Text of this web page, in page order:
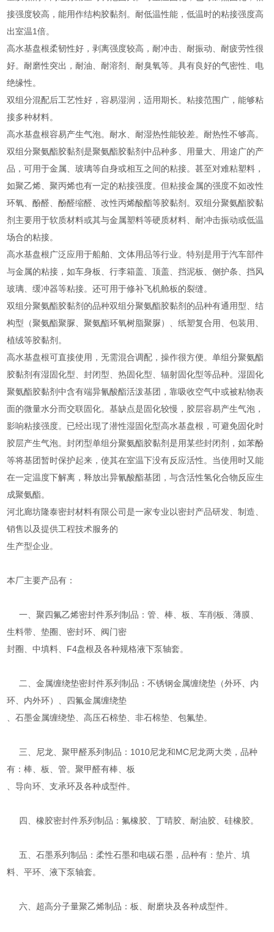
接强度较高，能用作结构胶黏剂。耐低温性能，低温时的粘接强度高
出室温1倍。
高水基盘根柔韧性好，剥离强度较高，耐冲击、耐振动、耐疲劳性很
好。耐磨性突出，耐油、耐溶剂、耐臭氧等。具有良好的气密性、电
绝缘性。
双组分混配后工艺性好，容易湿润，适用期长。粘接范围广，能够粘
接多种材料。
高水基盘根容易产生气泡。耐水、耐湿热性能较差。耐热性不够高。
双组分聚氨酯胶黏剂是聚氨酯胶黏剂中品种多、用量大、用途广的产
品，可用于金属、玻璃等自身或相互之间的粘接。甚至对难粘塑料，
如聚乙烯、聚丙烯也有一定的粘接强度。但粘接金属的强度不如改性
环氧、酚醛、酚醛缩醛、改性丙烯酸酯等胶黏剂。双组分聚氨酯胶黏
剂主要用于软质材料或其与金属塑料等硬质材料、耐冲击振动或低温
场合的粘接。
高水基盘根广泛应用于船舶、文体用品等行业。特别是用于汽车部件
与金属的粘接，如车身板、行李箱盖、顶盖、挡泥板、侧护条、挡风
玻璃、缓冲器等粘接。还可用于修补飞机舱板的裂缝。
双组分聚氨酯胶黏剂的品种双组分聚氨酯胶黏剂的品种有通用型、结
构型（聚氨酯聚脲、聚氨酯环氧树脂聚脲）、纸塑复合用、包装用、
植绒等胶黏剂。
高水基盘根可直接使用，无需混合调配，操作很方便。单组分聚氨酯
胶黏剂有湿固化型、封闭型、热固化型、辐射固化型等品种。湿固化
聚氨酯胶黏剂中含有端异氰酸酯活泼基团，靠吸收空气中或被粘物表
面的微量水分而交联固化。基缺点是固化较慢，胶层容易产生气泡，
影响粘接强度。已经出现了潜性湿固化型高水基盘根，可避免固化时
胶层产生气泡。封闭型单组分聚氨酯胶黏剂是用某些封闭剂，如苯酚
等将基团暂时保护起来，使其在室温下没有反应活性。当使用时又能
在一定温度下解离，释放出异氰酸酯基团，与含活性氢化合物反应生
成聚氨酯。
河北廊坊隆泰密封材料有限公司是一家专业以密封产品研发、制造、
销售以及提供工程技术服务的
生产型企业。
本厂主要产品有：
一、聚四氟乙烯密封件系列制品：管、棒、板、车削板、薄膜、
生料带、垫圈、密封环、阀门密
封圈、中填料、F4盘根及各种规格液下泵轴套。
二、金属缠绕垫密封件系列制品：不锈钢金属缠绕垫（外环、内
环、内外环）、四氟金属缠绕垫
、石墨金属缠绕垫、高压石棉垫、非石棉垫、包氟垫。
三、尼龙、聚甲醛系列制品：1010尼龙和MC尼龙两大类，品种
有：棒、板、管。聚甲醛有棒、板
、导向环、支承环及各种成型件。
四、橡胶密封件系列制品：氟橡胶、丁晴胶、耐油胶、硅橡胶。
五、石墨系列制品：柔性石墨和电碳石墨，品种有：垫片、填
料、平环、液下泵轴套。
六、超高分子量聚乙烯制品：板、耐磨块及各种成型件。